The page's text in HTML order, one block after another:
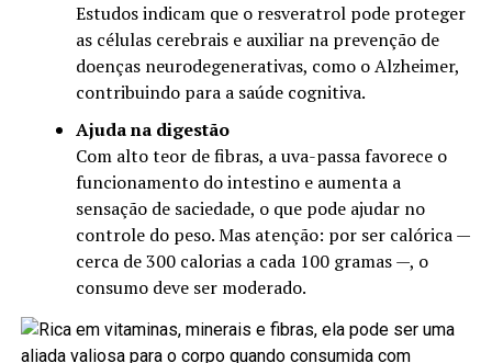
Estudos indicam que o resveratrol pode proteger
as células cerebrais e auxiliar na prevenção de
doenças neurodegenerativas, como o Alzheimer,
contribuindo para a saúde cognitiva.
Ajuda na digestão
Com alto teor de fibras, a uva-passa favorece o
funcionamento do intestino e aumenta a
sensação de saciedade, o que pode ajudar no
controle do peso. Mas atenção: por ser calórica —
cerca de 300 calorias a cada 100 gramas —, o
consumo deve ser moderado.